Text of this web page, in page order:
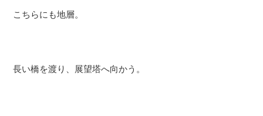
こちらにも地層。
長い橋を渡り、展望塔へ向かう。